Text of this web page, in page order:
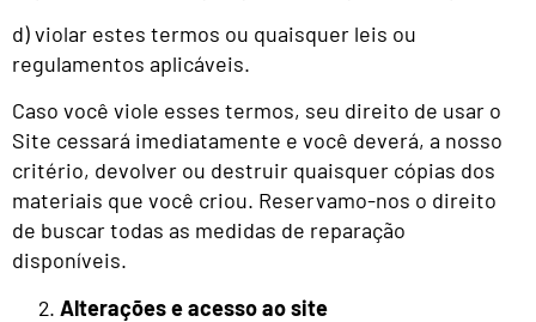
d) violar estes termos ou quaisquer leis ou
regulamentos aplicáveis.
Caso você viole esses termos, seu direito de usar o
Site cessará imediatamente e você deverá, a nosso
critério, devolver ou destruir quaisquer cópias dos
materiais que você criou. Reservamo-nos o direito
de buscar todas as medidas de reparação
disponíveis.
Alterações e acesso ao site